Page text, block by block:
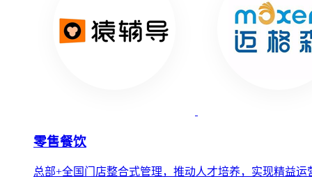
零售餐饮
总部+全国门店整合式管理，推动人才培养，实现精益运